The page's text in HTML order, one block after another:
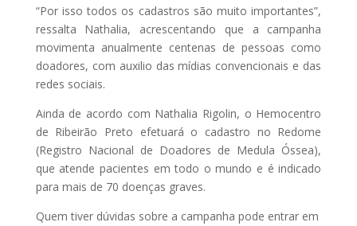
“Por isso todos os cadastros são muito importantes”,
ressalta Nathalia, acrescentando que a campanha
movimenta anualmente centenas de pessoas como
doadores, com auxilio das mídias convencionais e das
redes sociais.
Ainda de acordo com Nathalia Rigolin, o Hemocentro
de Ribeirão Preto efetuará o cadastro no Redome
(Registro Nacional de Doadores de Medula Óssea),
que atende pacientes em todo o mundo e é indicado
para mais de 70 doenças graves.
Quem tiver dúvidas sobre a campanha pode entrar em